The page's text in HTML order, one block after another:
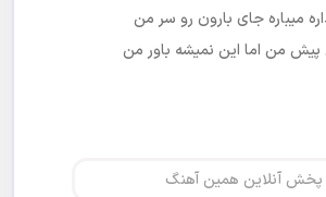
میباره جای بارون رو سر من
پیش من اما این نمیشه باور من
پخش آنلاین همین آهنگ